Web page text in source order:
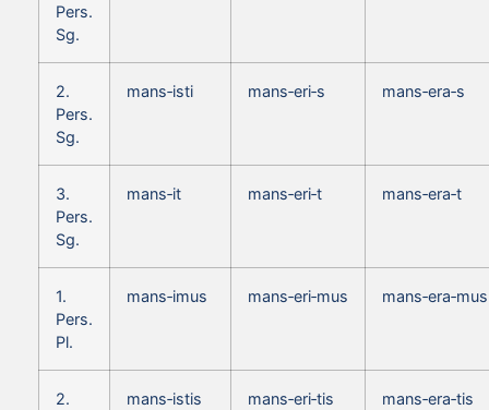
Pers.
Sg.
2.
Pers.
Sg.
mans‑isti mans‑eri‑s mans‑era‑s
3.
Pers.
Sg.
mans‑it mans‑eri‑t mans‑era‑t
1.
Pers.
Pl.
mans‑imus mans‑eri‑mus mans‑era‑mus
2.
mans‑istis mans‑eri‑tis mans‑era‑tis